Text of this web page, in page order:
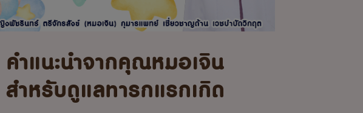
คำแนะนำจากคุณหมอเจิน
สำหรับดูแลทารกแรกเกิด